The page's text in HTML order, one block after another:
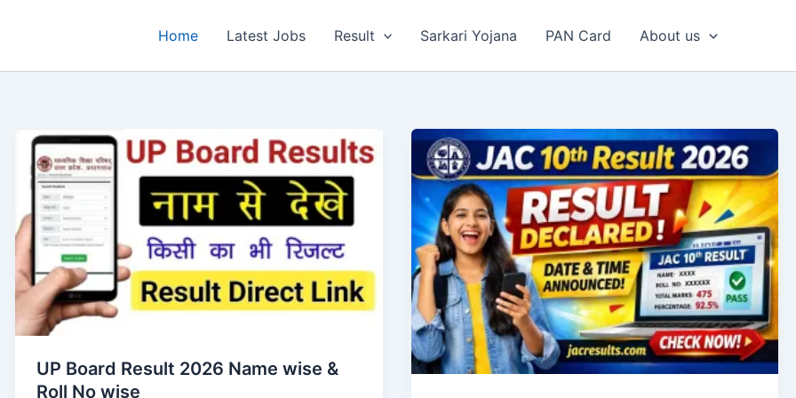
Home Latest Jobs Result Sarkari Yojana PAN Card About us
UP Board Result 2026 Name wise &
Roll No wise